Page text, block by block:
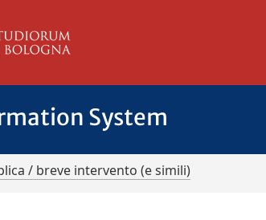
System
/ breve intervento (e simili)